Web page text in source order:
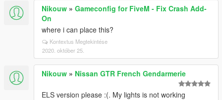
Nikouw » Gameconfig for FiveM - Fix Crash Add-
On
where i can place this?
Kontextus Megtekintése
2020. október 25.
Nikouw » Nissan GTR French Gendarmerie
ELS version please :(. My lights is not working